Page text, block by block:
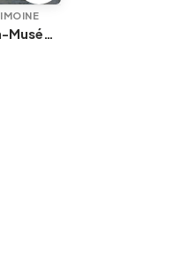
Animations à l'Aquarium-Muséum